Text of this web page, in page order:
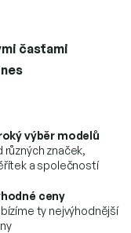
výběr modelů
různých značek,
a společností
ceny
ty nejvýhodnější
časťami